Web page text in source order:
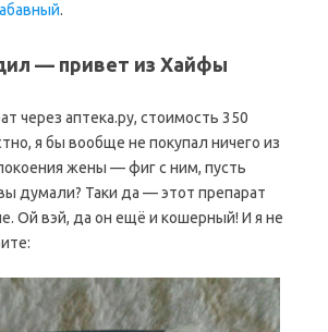
.
— привет из Хайфы
через аптека.ру, стоимость 350
я бы вообще не покупал ничего из
жены — фиг с ним, пусть
думали? Таки да — этот препарат
Ой вэй, да он ещё и кошерный! И я не